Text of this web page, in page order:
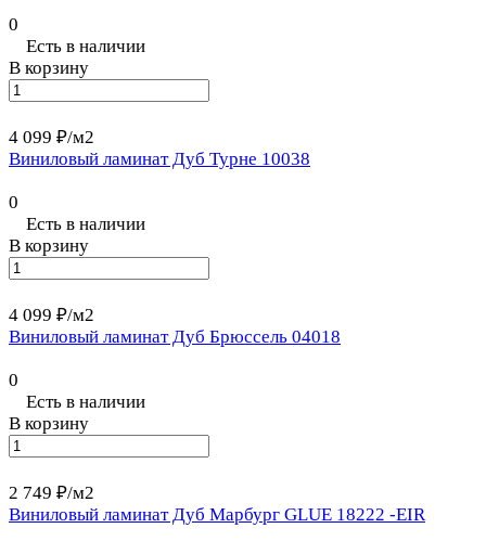
0
Есть в наличии
В корзину
4 099 ₽/м2
Виниловый ламинат Дуб Турне 10038
0
Есть в наличии
В корзину
4 099 ₽/м2
Виниловый ламинат Дуб Брюссель 04018
0
Есть в наличии
В корзину
2 749 ₽/м2
Виниловый ламинат Дуб Марбург GLUE 18222 -EIR